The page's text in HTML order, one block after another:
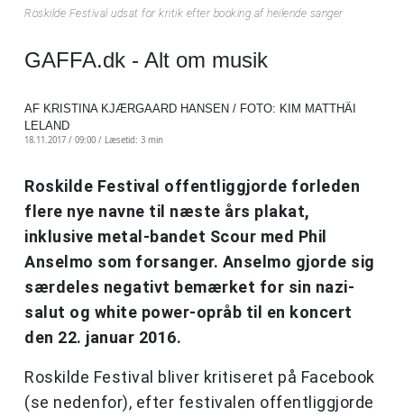
Roskilde Festival udsat for kritik efter booking af heilende sanger
GAFFA.dk - Alt om musik
AF KRISTINA KJÆRGAARD HANSEN / FOTO: KIM MATTHÄI
LELAND
18.11.2017 / 09:00 / Læsetid: 3 min
Roskilde Festival offentliggjorde forleden
flere nye navne til næste års plakat,
inklusive metal-bandet Scour med Phil
Anselmo som forsanger. Anselmo gjorde sig
særdeles negativt bemærket for sin nazi-
salut og white power-opråb til en koncert
den 22. januar 2016.
Roskilde Festival bliver kritiseret på Facebook
(se nedenfor), efter festivalen offentliggjorde